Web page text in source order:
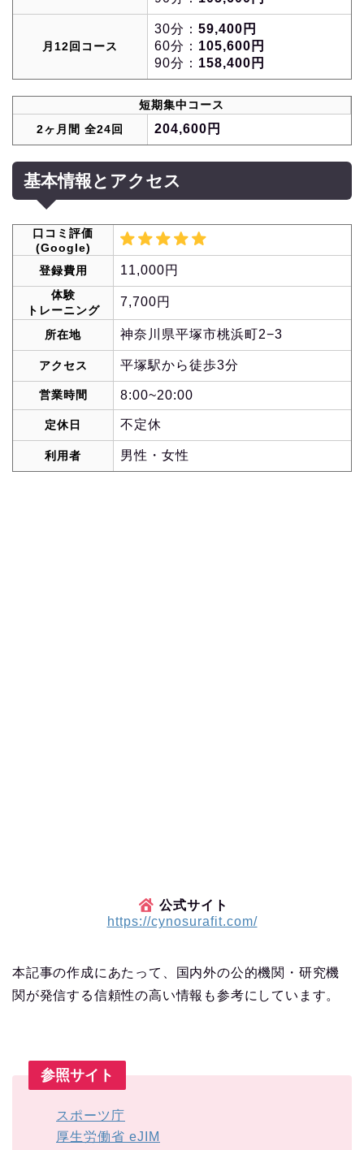
月12回コース
30分： 59,400円
60分： 105,600円
90分： 158,400円
短期集中コース
2ヶ月間 全24回
204,600円
基本情報とアクセス
口コミ評価
(Google)
登録費用
11,000円
体験
トレーニング
7,700円
所在地 神奈川県平塚市桃浜町2−3
アクセス 平塚駅から徒歩3分
営業時間 8:00~20:00
定休日 不定休
利用者 男性・女性
公式サイト
https://cynosurafit.com/
本記事の作成にあたって、国内外の公的機関・研究機
関が発信する信頼性の高い情報も参考にしています。
参照サイト
スポーツ庁
厚生労働省 eJIM